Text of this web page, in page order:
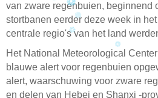
van zware regenbuien, beginnend
stortbanen eerder deze week in
centrale regio's van het land
Het National Meteorological
blauwe alert voor regenbuien
alert, waarschuwing voor zware
en delen van Hebei en Shanxi -